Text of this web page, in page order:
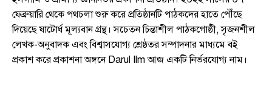
ফেব্রুয়ারি থেকে পথচলা শুরু করে প্রতিষ্ঠানটি পাঠকদের হাতে পৌঁছে
দিয়েছে ষাটোর্ধ মূল্যবান গ্রন্থ। সচেতন চিন্তাশীল পাঠকগোষ্ঠী, সৃজনশীল
লেখক-অনুবাদক এবং বিশ্বাসযোগ্য শ্রেষ্ঠতর সম্পাদনার মাধ্যমে বই
প্রকাশ করে প্রকাশনা অঙ্গনে Darul Ilm আজ একটি নির্ভরযোগ্য নাম।